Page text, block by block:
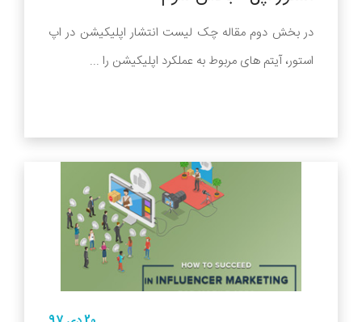
در بخش دوم مقاله چک لیست انتشار اپلیکیشن در اپ
استور، آیتم های مربوط به عملکرد اپلیکیشن را ...